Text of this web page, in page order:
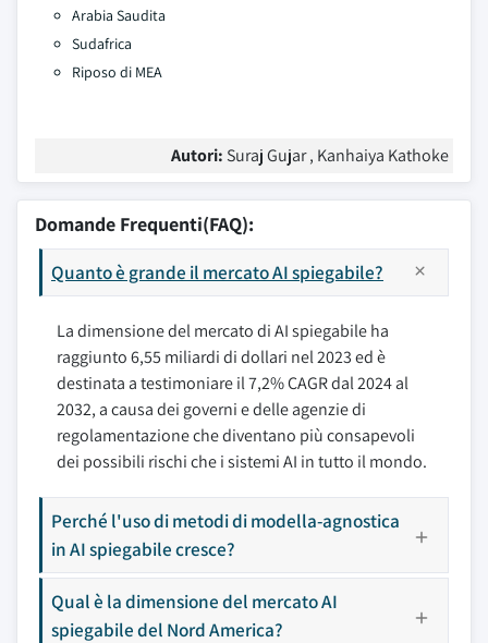
Arabia Saudita
Sudafrica
Riposo di MEA
Autori: Suraj Gujar , Kanhaiya Kathoke
Domande Frequenti(FAQ):
Quanto è grande il mercato AI spiegabile?
La dimensione del mercato di AI spiegabile ha
raggiunto 6,55 miliardi di dollari nel 2023 ed è
destinata a testimoniare il 7,2% CAGR dal 2024 al
2032, a causa dei governi e delle agenzie di
regolamentazione che diventano più consapevoli
dei possibili rischi che i sistemi AI in tutto il mondo.
Perché l'uso di metodi di modella-agnostica
in AI spiegabile cresce?
Qual è la dimensione del mercato AI
spiegabile del Nord America?